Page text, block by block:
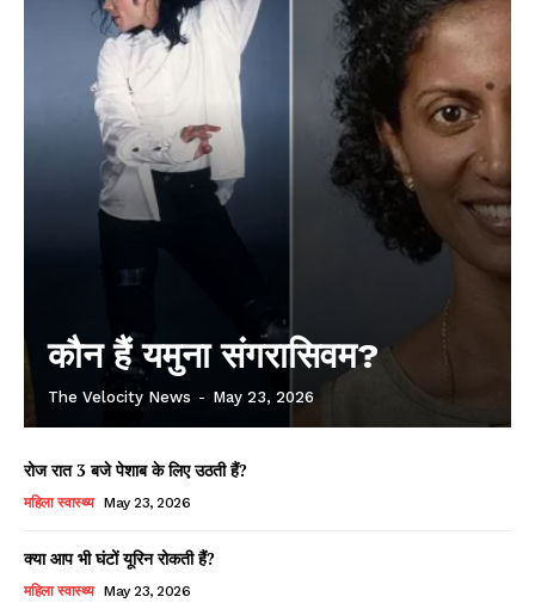
कौन हैं यमुना संगरासिवम?
The Velocity News - May 23, 2026
रोज रात 3 बजे पेशाब के लिए उठती हैं?
महिला स्वास्थ्य May 23, 2026
क्या आप भी घंटों यूरिन रोकती हैं?
महिला स्वास्थ्य May 23, 2026